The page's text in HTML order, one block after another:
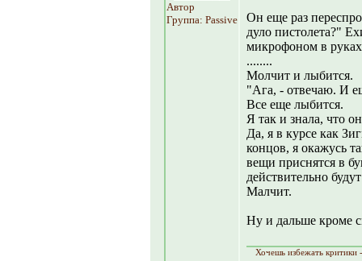
Автор
Группа: Passive
Он еще раз
дуло пистолета?"
микрофоном в
........
Молчит и лыбится.
"Ага, - отвечаю. И
Все еще лыбится.
Я так и знала, что
Да, я в курсе как
концов, я окажусь
вещи приснятся в
действительно
Малчит.
Ну и дальше кроме
Хочешь избежать критики